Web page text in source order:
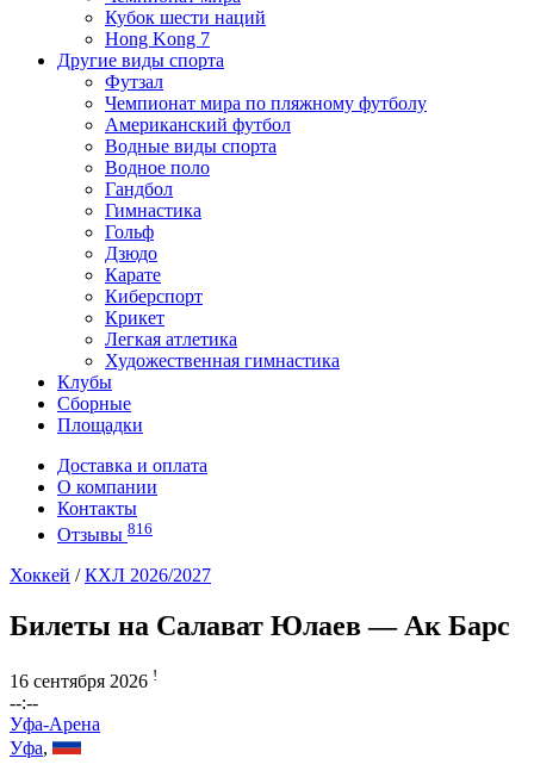
Кубок шести наций
Hong Kong 7
Другие виды спорта
Футзал
Чемпионат мира по пляжному футболу
Американский футбол
Водные виды спорта
Водное поло
Гандбол
Гимнастика
Гольф
Дзюдо
Карате
Киберспорт
Крикет
Легкая атлетика
Художественная гимнастика
Клубы
Сборные
Площадки
Доставка и оплата
О компании
Контакты
Отзывы 816
Хоккей /КХЛ 2026/2027
Билеты на Салават Юлаев — Ак Барс
16 сентября 2026 !
--:--
Уфа-Арена
Уфа,